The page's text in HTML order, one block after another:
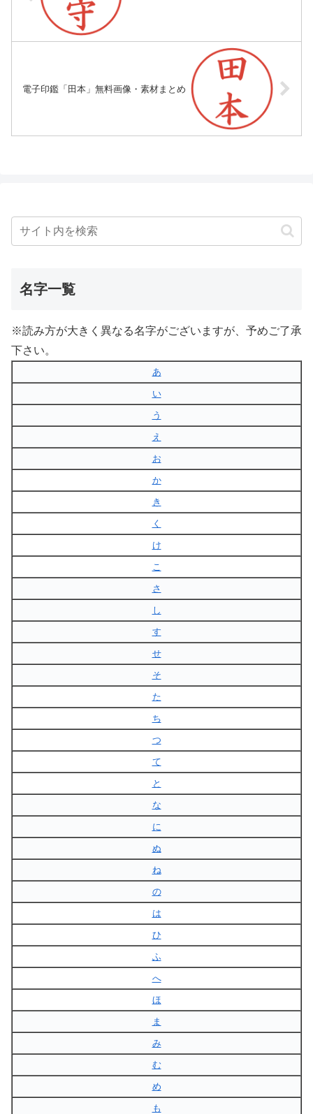
電子印鑑「田本」無料画像・素材まとめ
名字一覧
※読み方が大きく異なる名字がございますが、予めご了承
下さい。
あ
い
う
え
お
か
き
く
け
こ
さ
し
す
せ
そ
た
ち
つ
て
と
な
に
ぬ
ね
の
は
ひ
ふ
へ
ほ
ま
み
む
め
も